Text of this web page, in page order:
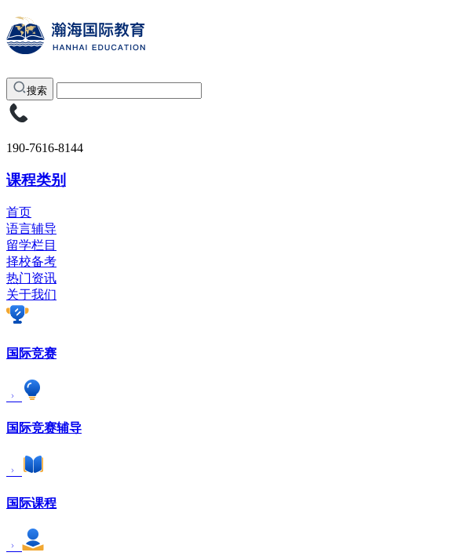
搜索
190-7616-8144
课程类别
首页
语言辅导
留学栏目
择校备考
热门资讯
关于我们
国际竞赛
国际竞赛辅导
国际课程